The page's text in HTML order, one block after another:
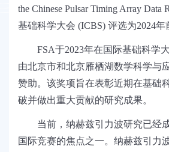
the Chinese Pulsar Timing Array Data
基础科学大会 (ICBS) 评选为2024年
FSA于2023年在国际基础科学
由北京市和北京雁栖湖数学科学与
赞助。该奖项旨在表彰近期在基础
破并做出重大贡献的研究成果。
当前，纳赫兹引力波研究已经
国际竞赛的焦点之一。纳赫兹引力